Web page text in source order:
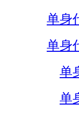
单身
单身
单
单